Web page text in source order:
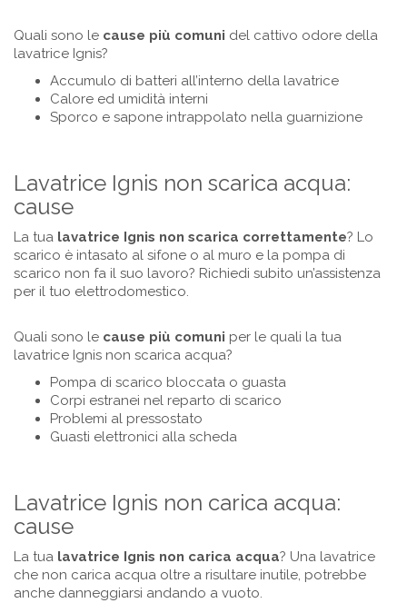
Quali sono le cause più comuni del cattivo odore della
lavatrice Ignis?
Accumulo di batteri all’interno della lavatrice
Calore ed umidità interni
Sporco e sapone intrappolato nella guarnizione
Lavatrice Ignis non scarica acqua:
cause
La tua lavatrice Ignis non scarica correttamente? Lo
scarico è intasato al sifone o al muro e la pompa di
scarico non fa il suo lavoro? Richiedi subito un’assistenza
per il tuo elettrodomestico.
Quali sono le cause più comuni per le quali la tua
lavatrice Ignis non scarica acqua?
Pompa di scarico bloccata o guasta
Corpi estranei nel reparto di scarico
Problemi al pressostato
Guasti elettronici alla scheda
Lavatrice Ignis non carica acqua:
cause
La tua lavatrice Ignis non carica acqua? Una lavatrice
che non carica acqua oltre a risultare inutile, potrebbe
anche danneggiarsi andando a vuoto.